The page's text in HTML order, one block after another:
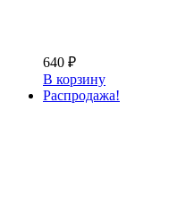
640 ₽
В корзину
Распродажа!